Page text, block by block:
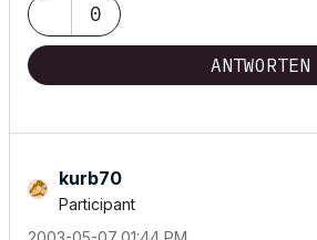
0
ANTWORTEN
kurb70
Participant